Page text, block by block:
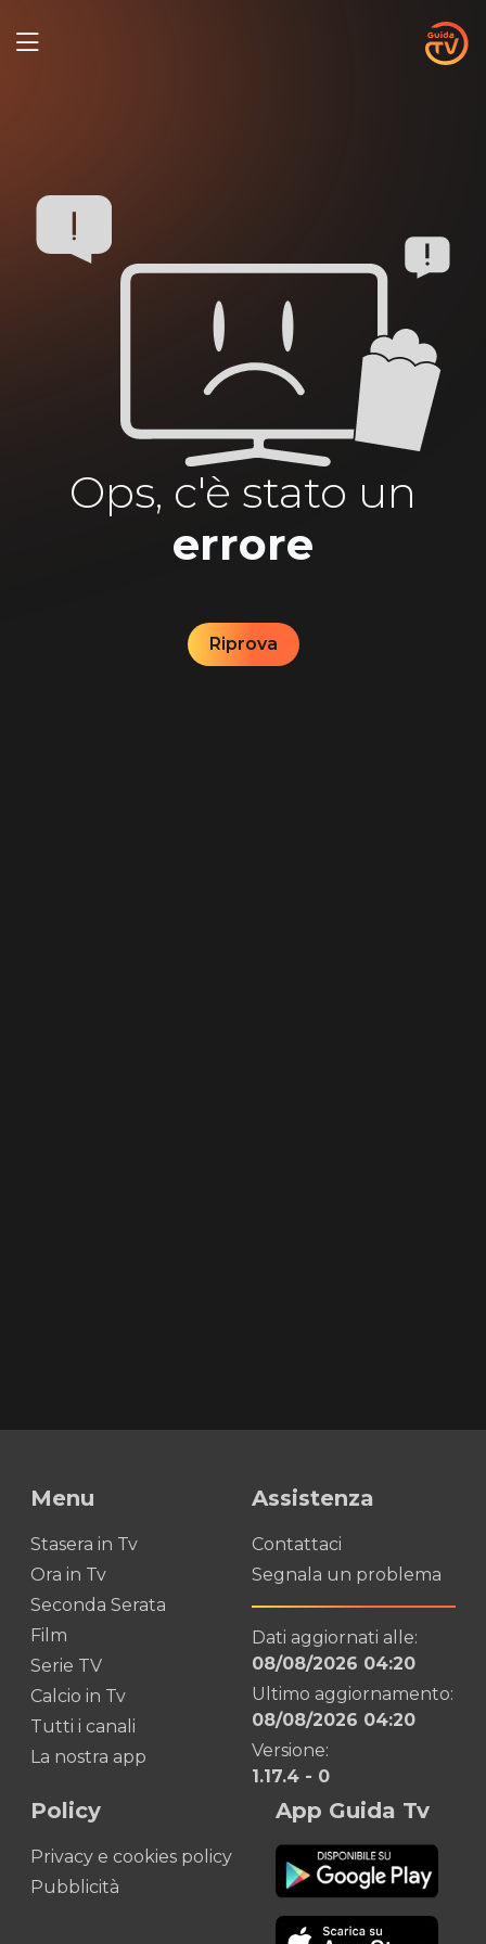
Ops, c'è stato un
errore
Riprova
Menu
Stasera in Tv
Ora in Tv
Seconda Serata
Film
Serie TV
Calcio in Tv
Tutti i canali
La nostra app
Assistenza
Contattaci
Segnala un problema
Dati aggiornati alle:
08/08/2026 04:20
Ultimo aggiornamento:
08/08/2026 04:20
Versione:
1.17.4 - 0
Policy
Privacy e cookies policy
Pubblicità
App Guida Tv